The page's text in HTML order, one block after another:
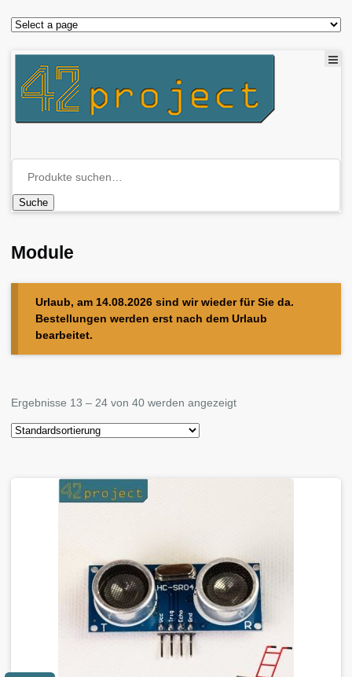
Suche
Module
Urlaub, am 14.08.2026 sind wir wieder für Sie da.
Bestellungen werden erst nach dem Urlaub
bearbeitet.
Ergebnisse 13 – 24 von 40 werden angezeigt